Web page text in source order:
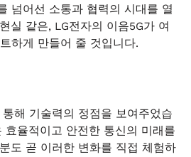
넘어선 소통과 협력의 시대를 열
실 같은, LG전자의 이음5G가 여
하게 만들어 줄 것입니다.
해 기술력의 정점을 보여주었습
효율적이고 안전한 통신의 미래를
도 곧 이러한 변화를 직접 체험하